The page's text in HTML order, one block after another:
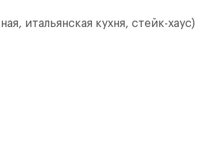
итальянская кухня, стейк-хаус)